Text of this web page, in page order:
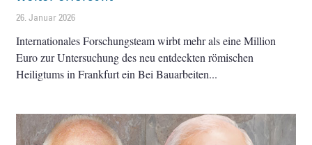
26. Januar 2026
Internationales Forschungsteam wirbt mehr als eine Million
Euro zur Untersuchung des neu entdeckten römischen
Heiligtums in Frankfurt ein Bei Bauarbeiten